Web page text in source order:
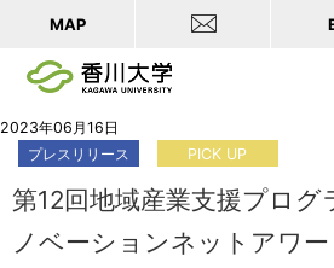
MAP
2023年06月16日
プレスリリース
PICK UP
第12回地域産業支援プログ
ノベーションネットアワ